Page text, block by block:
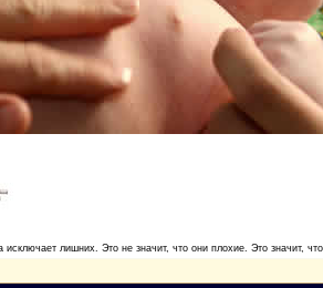
исключает лишних. Это не значит, что они плохие. Это значит,